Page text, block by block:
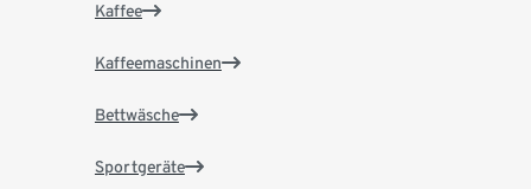
Kaffee
Kaffeemaschinen
Bettwäsche
Sportgeräte